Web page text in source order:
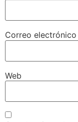
Correo electrónico
Web